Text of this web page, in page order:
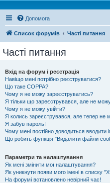
Допомога
Список форумів Часті питання
Часті питання
Вхід на форум і реєстрація
Навіщо мені потрібно реєструватися?
Що таке COPPA?
Чому я не можу зареєструватись?
Я тільки що зареєструвався, але не можу
Чому я не можу увійти?
Я колись зареєструвався, але тепер не
Я забув пароль!
Чому мені постійно доводиться вводити
Що робить функція "Видалити файли
Параметри та налаштування
Як мені змінити мої налаштування?
Як уникнути появи мого імені в списку
На форумі встановлено невірний час!